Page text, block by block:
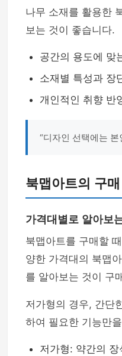
나무 소재를 활용한
보는 것이 좋습니다.
공간의 용도에 맞
소재별 특성과 장
개인적인 취향 반
“디자인 선택에는
북맵아트의 구
가격대별로 알아보
북맵아트를 구매할
양한 가격대의 북맵
를 알아보는 것이 구
저가형의 경우, 간단
하여 필요한 기능만
저가형: 약간의 장